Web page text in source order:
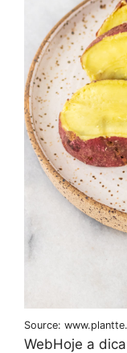
Source:
WebHoje a